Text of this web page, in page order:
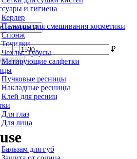
и гигиена
Керлер
Палитры для смешивания косметики
Спонж
Точилки
Чехлы, Тубусы
Матирующие салфетки
Пучковые ресницы
Накладные ресницы
Клей для ресниц
Для глаз
Для лица
Бальзам для губ
наличии 18
-
₽